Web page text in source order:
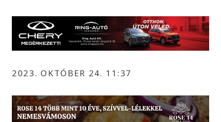
2023. OKTÓBER 24. 11:37